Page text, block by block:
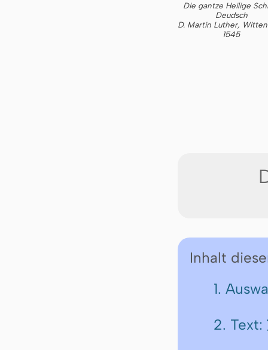
Die gantze Heilige
Deudsch
D. Martin Luther,
1545
Inhalt
1.
2. Text: